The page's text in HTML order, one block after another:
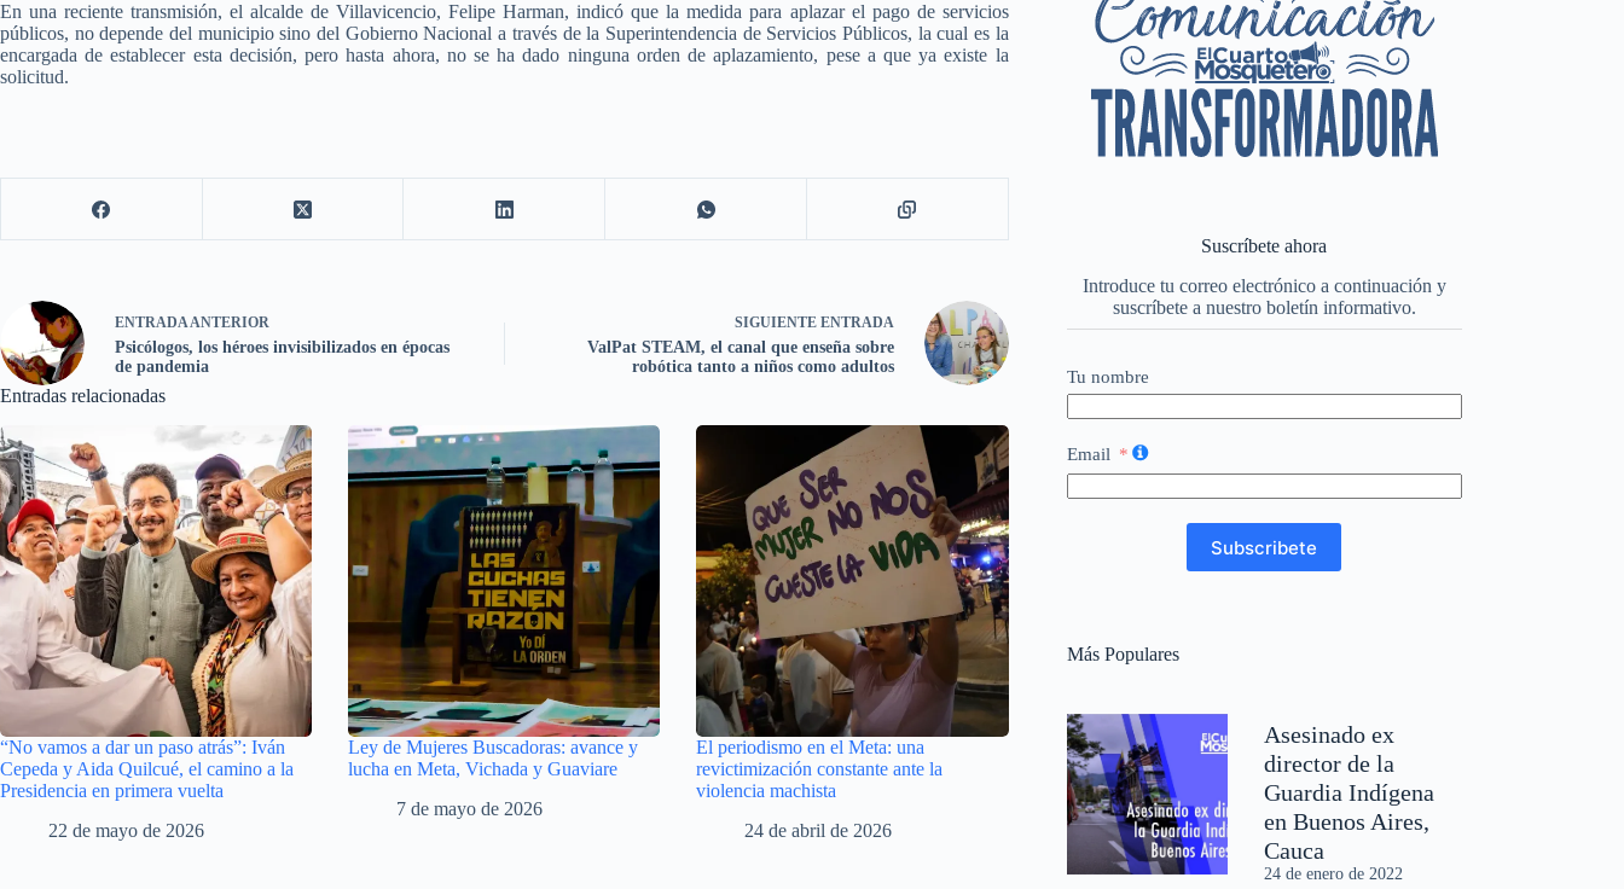
En una reciente transmisión, el alcalde de Villavicencio, Felipe Harman, indicó que la medida para aplazar el pago de servicios
públicos, no depende del municipio sino del Gobierno Nacional a través de la Superintendencia de Servicios Públicos, la cual es la
encargada de establecer esta decisión, pero hasta ahora, no se ha dado ninguna orden de aplazamiento, pese a que ya existe la
solicitud.
ENTRADA ANTERIOR
Psicólogos, los héroes invisibilizados en épocas
de pandemia
SIGUIENTE ENTRADA
ValPat STEAM, el canal que enseña sobre
robótica tanto a niños como adultos
Entradas relacionadas
“No vamos a dar un paso atrás”: Iván
Cepeda y Aida Quilcué, el camino a la
Presidencia en primera vuelta
22 de mayo de 2026
Ley de Mujeres Buscadoras: avance y
lucha en Meta, Vichada y Guaviare
7 de mayo de 2026
El periodismo en el Meta: una
revictimización constante ante la
violencia machista
24 de abril de 2026
Suscríbete ahora
Introduce tu correo electrónico a continuación y
suscríbete a nuestro boletín informativo.
Tu nombre
Email
Subscribete
Más Populares
Asesinado ex
director de la
Guardia Indígena
en Buenos Aires,
Cauca
24 de enero de 2022